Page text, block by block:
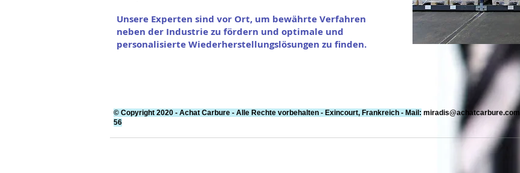
Unsere Experten sind vor Ort, um bewährte Verfahren
neben der Industrie zu fördern und optimale und
personalisierte Wiederherstellungslösungen zu finden.
© Copyright 2020 - Achat Carbure - Alle Rechte vorbehalten - Exincourt, Frankreich - Mail: miradis@achatcarbure.com
56